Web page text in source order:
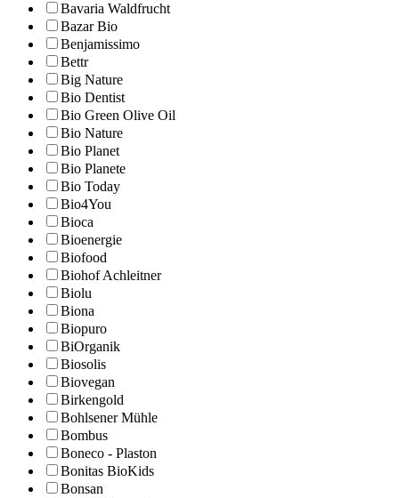
Bavaria Waldfrucht
Bazar Bio
Benjamissimo
Bettr
Big Nature
Bio Dentist
Bio Green Olive Oil
Bio Nature
Bio Planet
Bio Planete
Bio Today
Bio4You
Bioca
Bioenergie
Biofood
Biohof Achleitner
Biolu
Biona
Biopuro
BiOrganik
Biosolis
Biovegan
Birkengold
Bohlsener Mühle
Bombus
Boneco - Plaston
Bonitas BioKids
Bonsan